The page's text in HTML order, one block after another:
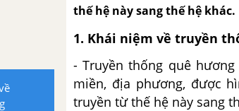
thế hệ này sang thế hệ khác.
1. Khái niệm về truyền
- Truyền thống quê
miền, địa phương, được
truyền từ thế hệ này sang